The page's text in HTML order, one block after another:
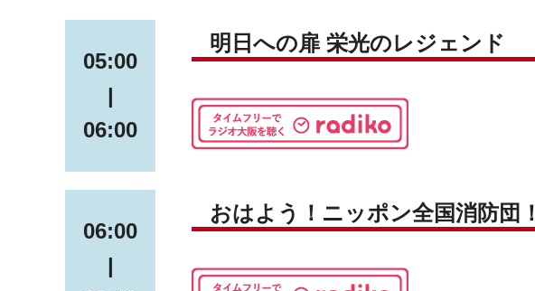
05:00
|
06:00
明日への扉 栄光のレジェンド
06:00
|
おはよう！ニッポン全国消防団！